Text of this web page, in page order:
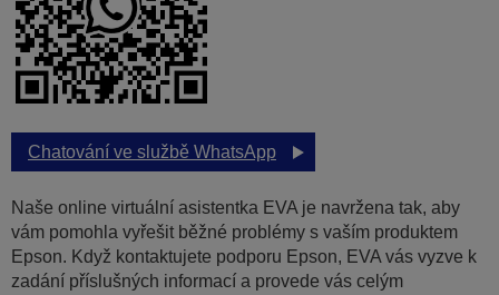
Chatování ve službě WhatsApp
Naše online virtuální asistentka EVA je navržena tak, aby
vám pomohla vyřešit běžné problémy s vaším produktem
Epson. Když kontaktujete podporu Epson, EVA vás vyzve k
zadání příslušných informací a provede vás celým